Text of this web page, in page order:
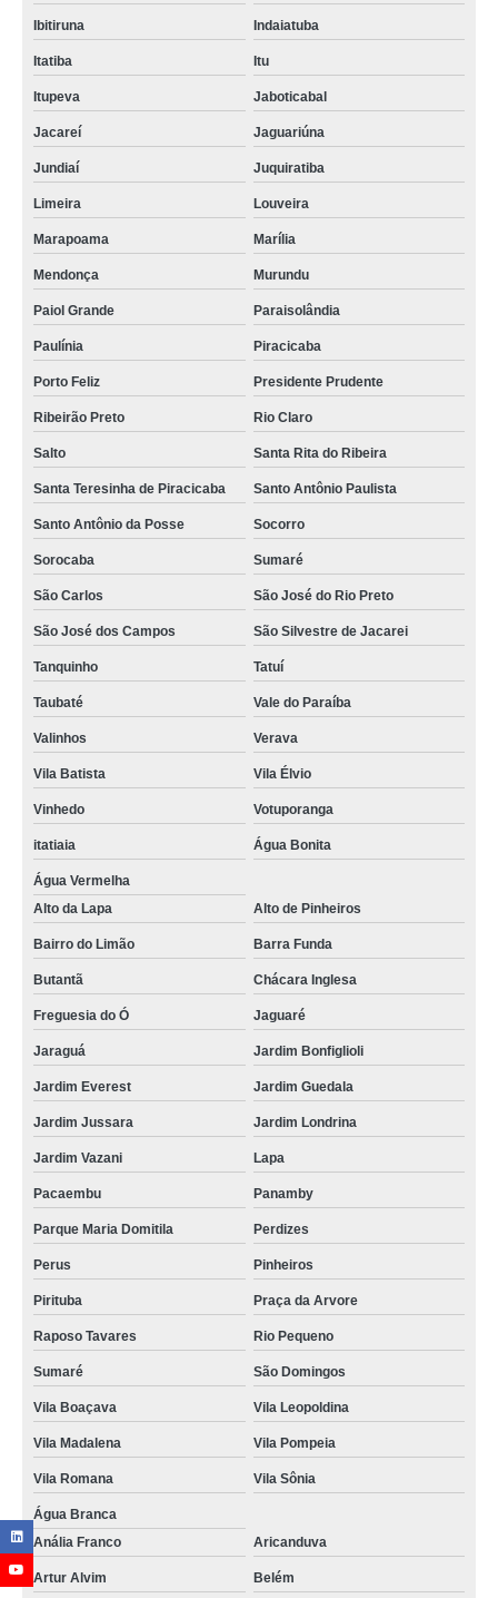
Ibitiruna Indaiatuba
Itatiba Itu
Itupeva Jaboticabal
Jacareí Jaguariúna
Jundiaí Juquiratiba
Limeira Louveira
Marapoama Marília
Mendonça Murundu
Paiol Grande Paraisolândia
Paulínia Piracicaba
Porto Feliz Presidente Prudente
Ribeirão Preto Rio Claro
Salto Santa Rita do Ribeira
Santa Teresinha de Piracicaba Santo Antônio Paulista
Santo Antônio da Posse Socorro
Sorocaba Sumaré
São Carlos São José do Rio Preto
São José dos Campos São Silvestre de Jacarei
Tanquinho Tatuí
Taubaté Vale do Paraíba
Valinhos Verava
Vila Batista Vila Élvio
Vinhedo Votuporanga
itatiaia Água Bonita
Água Vermelha
Alto da Lapa
Alto de Pinheiros
Bairro do Limão Barra Funda
Butantã Chácara Inglesa
Freguesia do Ó Jaguaré
Jaraguá Jardim Bonfiglioli
Jardim Everest Jardim Guedala
Jardim Jussara Jardim Londrina
Jardim Vazani Lapa
Pacaembu Panamby
Parque Maria Domitila Perdizes
Perus Pinheiros
Pirituba Praça da Arvore
Raposo Tavares Rio Pequeno
Sumaré São Domingos
Vila Boaçava Vila Leopoldina
Vila Madalena Vila Pompeia
Vila Romana Vila Sônia
Água Branca
Anália Franco
Aricanduva
Artur Alvim Belém